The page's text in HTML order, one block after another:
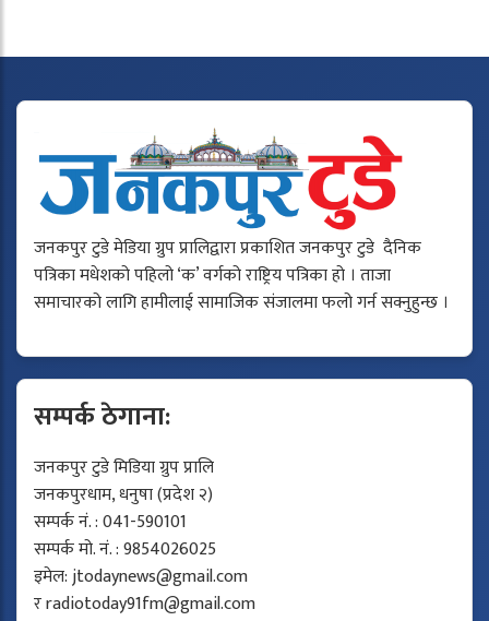
जनकपुर टुडे मेडिया ग्रुप प्रालिद्वारा प्रकाशित जनकपुर टुडे दैनिक
पत्रिका मधेशको पहिलो ‘क’ वर्गको राष्ट्रिय पत्रिका हो । ताजा
समाचारको लागि हामीलाई सामाजिक संजालमा फलो गर्न सक्नुहुन्छ ।
सम्पर्क ठेगाना:
जनकपुर टुडे मिडिया ग्रुप प्रालि
जनकपुरधाम, धनुषा (प्रदेश २)
सम्पर्क नं. : 041-590101
सम्पर्क मो. नं. : 9854026025
इमेल:jtodaynews@gmail.com
रradiotoday91fm@gmail.com